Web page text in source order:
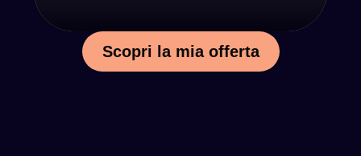
Scopri la mia offerta